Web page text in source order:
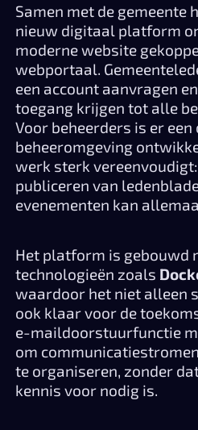
Samen met de gemeente
nieuw digitaal platform
moderne website
webportaal.
een account aanvragen
toegang krijgen tot alle
Voor beheerders is er
beheeromgeving
werk sterk
publiceren van
evenementen kan
Het platform is gebouwd
technologieën zoals
waardoor het niet alleen
ook klaar voor de
e-maildoorstuurfunctie
om
te organiseren, zonder
kennis voor nodig is.